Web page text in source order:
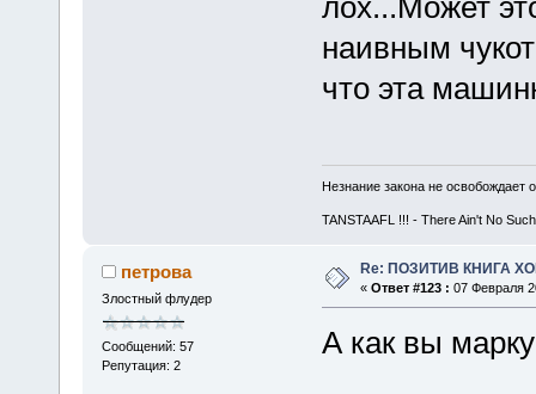
наивным
что эта
Незнание закона не освобождает
TANSTAAFL !!! - There Ain't No
петрова
Злостный флудер
Сообщений: 57
Репутация: 2
Re: ПОЗИТИВ КНИГА
« Ответ #123 : 07 Февраля
А как вы